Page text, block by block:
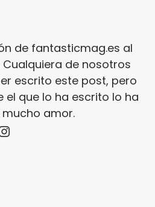
de fantasticmag.es al
Cualquiera de nosotros
escrito este post, pero
el que lo ha escrito lo ha
amor.